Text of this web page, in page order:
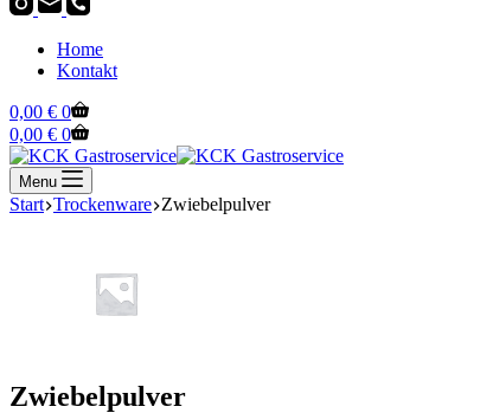
Home
Kontakt
Warenkorb
0,00 € 0
Warenkorb
0,00 € 0
Menu
Start Trockenware Zwiebelpulver
Zwiebelpulver